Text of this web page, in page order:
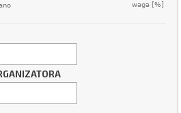
waga [%]